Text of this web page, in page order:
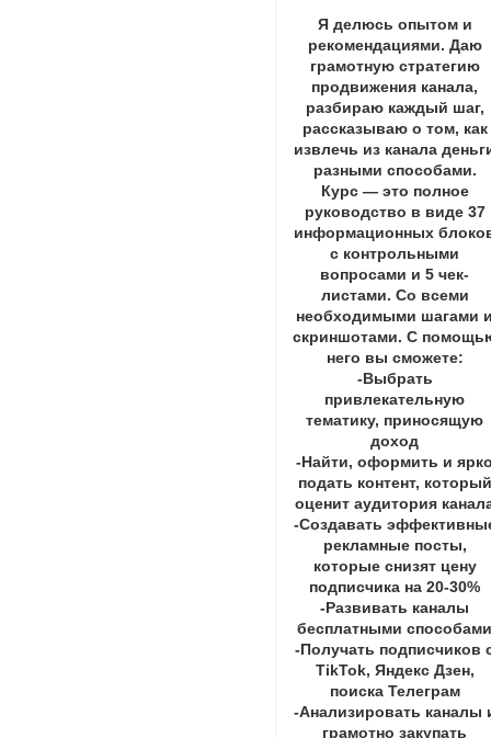
Я делюсь опытом и
рекомендациями. Даю
грамотную стратегию
продвижения канала,
разбираю каждый шаг,
рассказываю о том, как
извлечь из канала
разными способами.
Курс — это полное
руководство в виде 37
информационных
с контрольными
вопросами и 5 чек-
листами. Со всеми
необходимыми шагами
скриншотами. С
него вы сможете:
-Выбрать
привлекательную
тематику, приносящую
доход
-Найти, оформить и
подать контент, который
оценит аудитория
-Создавать
рекламные посты,
которые снизят цену
подписчика на 20-30%
-Развивать каналы
бесплатными
-Получать подписчиков
TikTok, Яндекс Дзен,
поиска Телеграм
-Анализировать каналы
грамотно закупать